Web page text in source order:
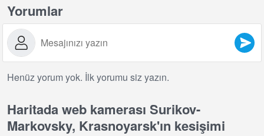
Yorumlar
Henüz yorum yok. İlk yorumu siz yazın.
Haritada web kamerası Surikov-
Markovsky, Krasnoyarsk'ın kesişimi